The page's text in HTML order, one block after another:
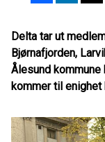
Delta tar ut
Bjørnafjorden,
Ålesund
kommer til enighet